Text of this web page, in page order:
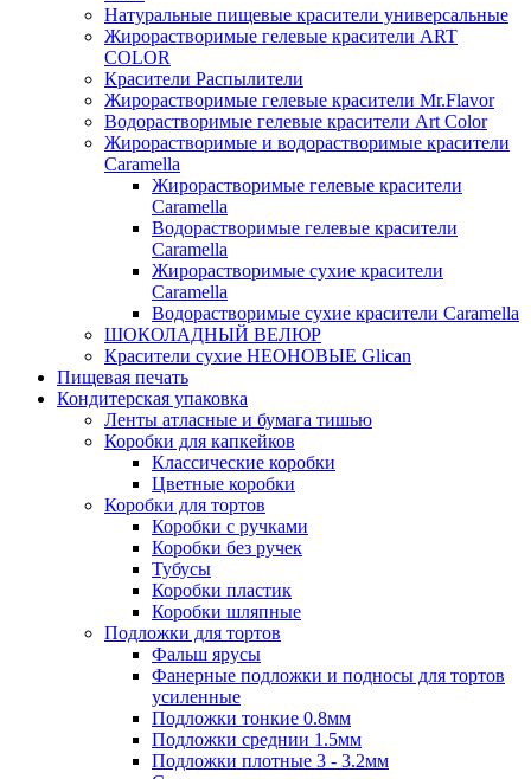
Натуральные пищевые красители универсальные
Жирорастворимые гелевые красители ART
COLOR
Красители Распылители
Жирорастворимые гелевые красители Mr.Flavor
Водорастворимые гелевые красители Art Color
Жирорастворимые и водорастворимые красители
Caramella
Жирорастворимые гелевые красители
Caramella
Водорастворимые гелевые красители
Caramella
Жирорастворимые сухие красители
Caramella
Водорастворимые сухие красители Caramella
ШОКОЛАДНЫЙ ВЕЛЮР
Красители сухие НЕОНОВЫЕ Glican
Пищевая печать
Кондитерская упаковка
Ленты атласные и бумага тишью
Коробки для капкейков
Классические коробки
Цветные коробки
Коробки для тортов
Коробки с ручками
Коробки без ручек
Тубусы
Коробки пластик
Коробки шляпные
Подложки для тортов
Фальш ярусы
Фанерные подложки и подносы для тортов
усиленные
Подложки тонкие 0.8мм
Подложки среднии 1.5мм
Подложки плотные 3 - 3.2мм